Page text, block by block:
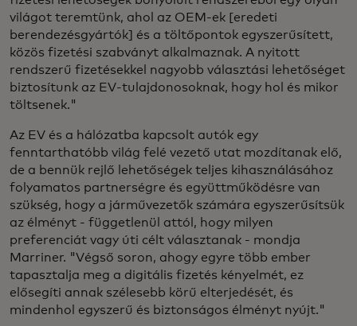
világot teremtünk, ahol az OEM-ek [eredeti
berendezésgyártók] és a töltőpontok egyszerűsített,
közös fizetési szabványt alkalmaznak. A nyitott
rendszerű fizetésekkel nagyobb választási lehetőséget
biztosítunk az EV-tulajdonosoknak, hogy hol és mikor
töltsenek."
Az EV és a hálózatba kapcsolt autók egy
fenntarthatóbb világ felé vezető utat mozdítanak elő,
de a bennük rejlő lehetőségek teljes kihasználásához
folyamatos partnerségre és együttműködésre van
szükség, hogy a járművezetők számára egyszerűsítsük
az élményt - függetlenül attól, hogy milyen
preferenciát vagy úti célt választanak - mondja
Marriner. "Végső soron, ahogy egyre több ember
tapasztalja meg a digitális fizetés kényelmét, ez
elősegíti annak szélesebb körű elterjedését, és
mindenhol egyszerű és biztonságos élményt nyújt."